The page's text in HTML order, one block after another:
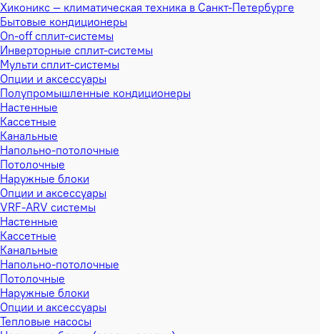
Хиконикс — климатическая техника в Санкт-Петербурге
Бытовые кондиционеры
On-off сплит-системы
Инверторные сплит-системы
Мульти сплит-системы
Опции и аксессуары
Полупромышленные кондиционеры
Настенные
Кассетные
Канальные
Напольно-потолочные
Потолочные
Наружные блоки
Опции и аксессуары
VRF-ARV системы
Настенные
Кассетные
Канальные
Напольно-потолочные
Потолочные
Наружные блоки
Опции и аксессуары
Тепловые насосы